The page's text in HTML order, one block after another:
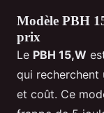
Modèle PBH
prix
Le PBH 15,W
qui recherchent
et coût. Ce